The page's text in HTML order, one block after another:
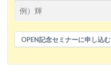
OPEN記念セミナーに申し込む